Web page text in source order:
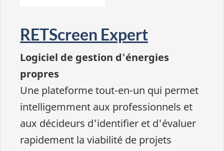
RETScreen Expert
Logiciel de gestion d'énergies
propres
Une plateforme tout-en-un qui permet
intelligemment aux professionnels et
aux décideurs d'identifier et d'évaluer
rapidement la viabilité de projets